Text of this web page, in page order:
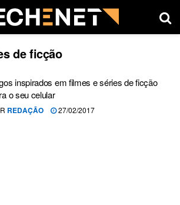
de ficção
inspirados em filmes e séries de ficção
o seu celular
REDAÇÃO 27/02/2017